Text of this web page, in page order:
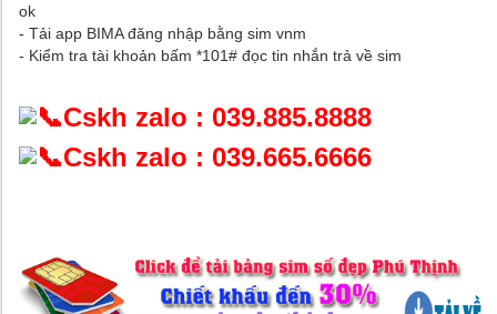
ok
- Tải app BIMA đăng nhập bằng sim vnm
- Kiểm tra tài khoản bấm *101# đọc tin nhắn trả về sim
Cskh zalo : 039.885.8888
Cskh zalo : 039.665.6666